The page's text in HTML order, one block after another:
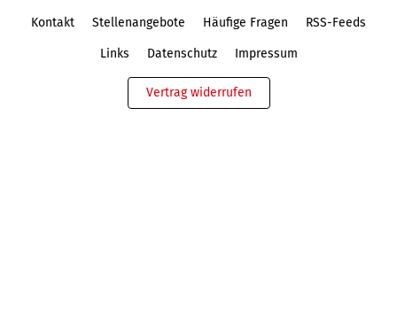
Kontakt Stellenangebote Häufige Fragen RSS-Feeds
Links Datenschutz Impressum
Vertrag widerrufen